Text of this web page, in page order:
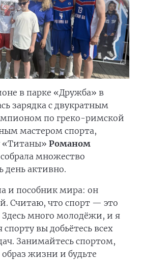
в парке «Дружба» в
зарядка с двукратным
по греко-римской
мастером спорта,
Романом
множество
активно.
и пособник мира: он
Считаю, что спорт — это
много молодёжи, и я
спорту вы добьётесь всех
Занимайтесь спортом,
жизни и будьте